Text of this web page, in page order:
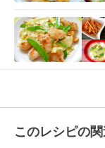
このレシピの